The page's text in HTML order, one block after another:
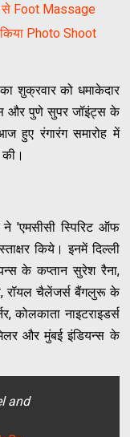
से Foot Massage
किया Photo Shoot
शुक्रवार को धमाकेदार
और पुणे सुपर जॉइंट्स के
हुए रंगारंग समारोह में
'एमसीसी स्पिरिट ऑफ
किये। इनमें दिल्ली
के कप्तान सुरेश रैना,
रॉयल चैलेंजर्स बैंगलुरू के
कोलकाता नाइटराइडर्स
और मुंबई इंडियन्स के
and